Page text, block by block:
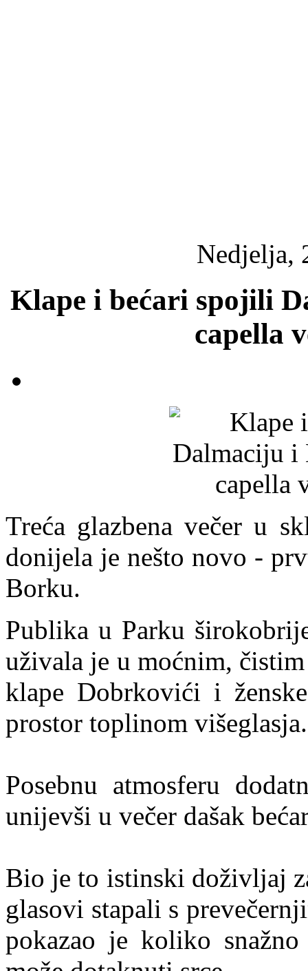
Nedjelja,
Klape i bećari spojili
capella
Treća glazbena večer u
donijela je nešto novo -
Borku.
Publika u Parku
uživala je u moćnim,
klape Dobrkovići i
prostor toplinom višeglasja.
Posebnu atmosferu
unijevši u večer dašak
Bio je to istinski doživljaj
glasovi stapali s
pokazao je koliko